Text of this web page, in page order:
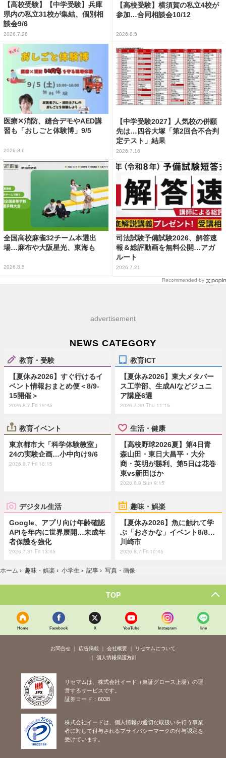
【高校受験】【中学受験】兵庫
県内の私立31校が集結、個別相
談会9/6
2026.7.28
【高校受験】横須賀の私立4校が
参加…合同相談会10/12
2026.8.5
医療✕消防、縫合デモやAED講
習も「おしごと体験博」9/5
2026.8.6
【中学受験2027】人気校の併願
先は…四谷大塚「第2回合不合判
定テスト」結果
2026.7.16
全国高校麻雀32チーム本選出
場…麻布や大阪星光、東海も
2026.8.5
司法試験予備試験2026、解答速
報＆総評動画を無料公開…アガ
ルート
2026.7.21
Recommended by
advertisement
NEWS CATEGORY
教育・受験
【夏休み2026】すぐ行けるイ
ベント情報おまとめ便＜8/9-
15開催＞
2026.8.7 Fri 19:45
教育ICT
【夏休み2026】東大メタバー
ス工学部、生成AIなどジュニ
ア講座6選
2026.7.30 Thu 11:15
教育イベント
東京都市大「科学体験教室」
24の実験企画…小中向け9/6
2026.8.7 Fri 18:15
生活・健康
【高校野球2026夏】第4日青
森山田・東日大昌平・大分
商・英明が勝利、第5日は花巻
東vs新田ほか
2026.8.9 Sun 9:15
デジタル生活
Google、アプリ向け年齢確認
APIを年内に世界展開…未成年
者保護を強化
2026.7.31 Fri 13:45
趣味・娯楽
【夏休み2026】魚に触れて学
ぶ「おさかな」イベント8/8…
川崎市
2026.8.7 Fri 10:45
ホーム › 趣味・娯楽 › 小学生 › 記事 › 写真・画像
TOP
Home Facebook X YouTube Instagram line
お問合せ 広告掲載 会社概要
リセマムについて
個人情報保護方針
リセマムは、株式会社イード（東証グロース上場）の運
営するサービスです。
証券コード：6038
株式会社イードは、個人情報の適切な取扱いを行う事業
者に対して付与されるプライバシーマークの付与認定を
受けています。